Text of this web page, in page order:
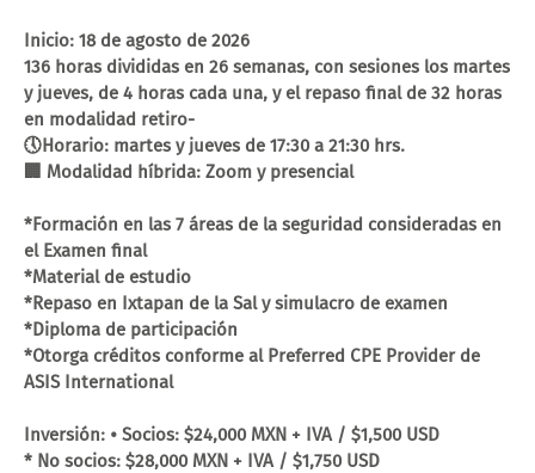
Inicio: 18 de agosto de 2026
136 horas divididas en 26 semanas, con sesiones los martes
y jueves, de 4 horas cada una, y el repaso final de 32 horas
en modalidad retiro-
🕔Horario: martes y jueves de 17:30 a 21:30 hrs.
🏢 Modalidad híbrida: Zoom y presencial
*Formación en las 7 áreas de la seguridad consideradas en
el Examen final
*Material de estudio
*Repaso en Ixtapan de la Sal y simulacro de examen
*Diploma de participación
*Otorga créditos conforme al Preferred CPE Provider de
ASIS International
Inversión: • Socios: $24,000 MXN + IVA / $1,500 USD
* No socios: $28,000 MXN + IVA / $1,750 USD